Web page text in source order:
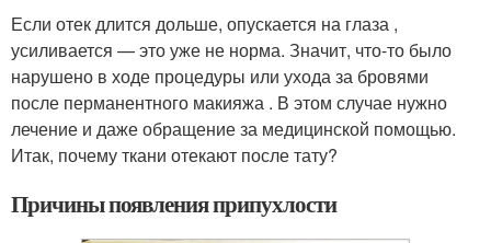
Если отек длится дольше, опускается на глаза ,
усиливается — это уже не норма. Значит, что-то было
нарушено в ходе процедуры или ухода за бровями
после перманентного макияжа . В этом случае нужно
лечение и даже обращение за медицинской помощью.
Итак, почему ткани отекают после тату?
Причины появления припухлости